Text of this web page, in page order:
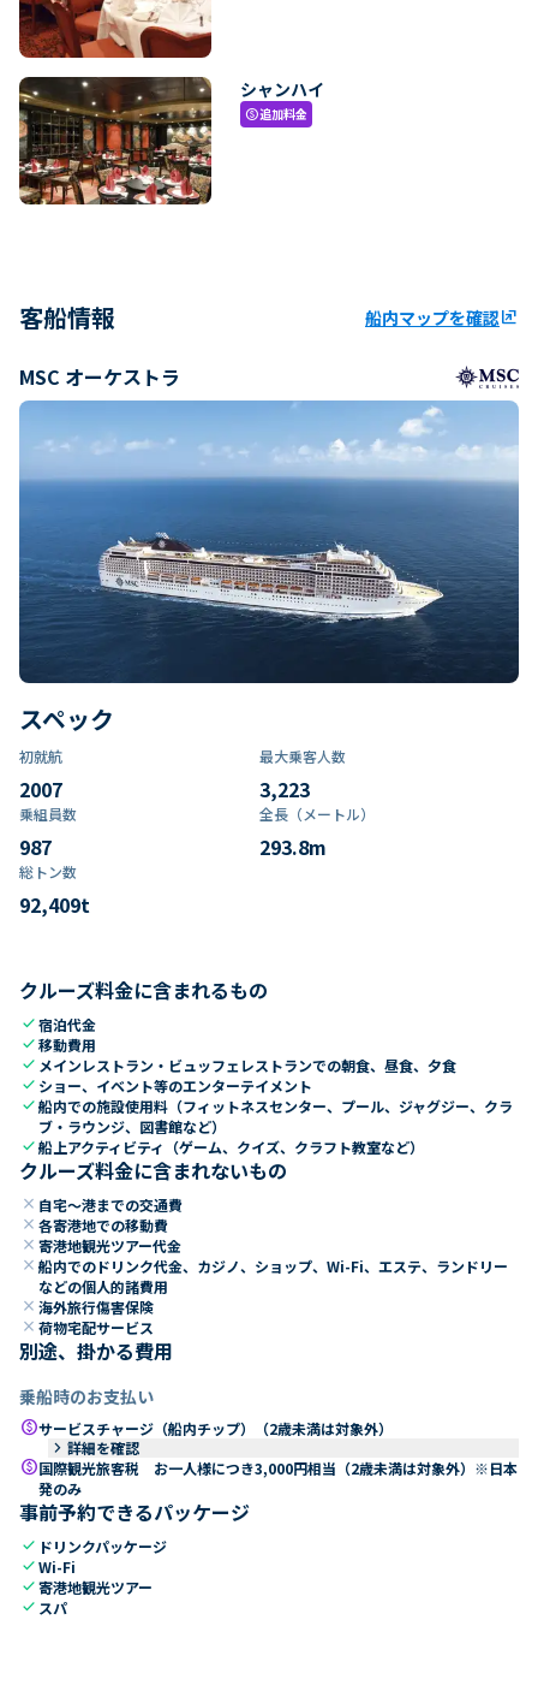
シャンハイ
paid追加料金
客船情報 船内マップを確認ungroup
MSC オーケストラ
スペック
初就航
2007
最大乗客人数
3,223
乗組員数​
987
全長（メートル）
293.8m
総トン数​
92,409t
クルーズ料金に含まれるもの
check宿泊代金
check移動費用
check メインレストラン・ビュッフェレストランでの朝食、昼食、夕食
check ショー、イベント等のエンターテイメント
check船内での施設使用料（フィットネスセンター、プール、ジャグジー、クラ
ブ・ラウンジ、図書館など）
check船上アクティビティ（ゲーム、クイズ、クラフト教室など）
クルーズ料金に含まれないもの
close 自宅～港までの交通費
close 各寄港地での移動費
close 寄港地観光ツアー代金
close 船内でのドリンク代金、カジノ、ショップ、Wi-Fi、エステ、ランドリー
などの個人的諸費用
close 海外旅行傷害保険
close 荷物宅配サービス
別途、掛かる費用
乗船時のお支払い
paidサービスチャージ（船内チップ）（2歳未満は対象外）
keyboard_arrow_right 詳細を確認
paid国際観光旅客税 お一人様につき3,000円相当（2歳未満は対象外）※日本
発のみ
事前予約できるパッケージ
check ドリンクパッケージ
checkWi-Fi
check寄港地観光ツアー
check スパ